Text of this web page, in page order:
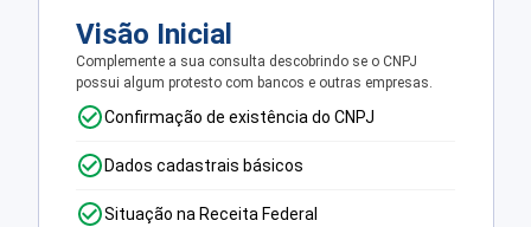
Visão Inicial
Complemente a sua consulta descobrindo se o CNPJ
possui algum protesto com bancos e outras empresas.
Confirmação de existência do CNPJ
Dados cadastrais básicos
Situação na Receita Federal